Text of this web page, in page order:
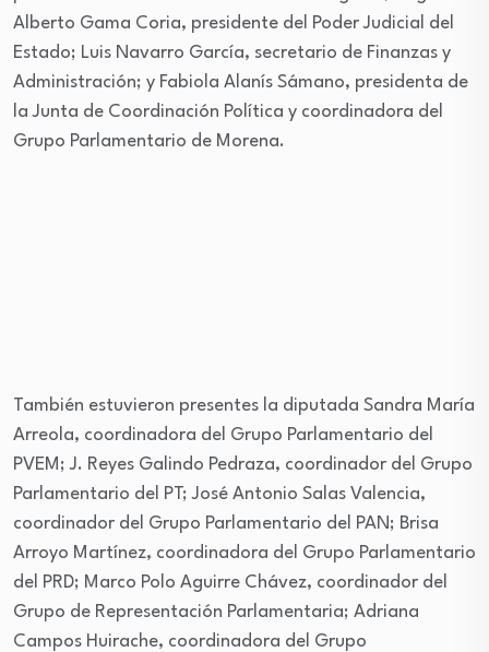
Alberto Gama Coria, presidente del Poder Judicial del
Estado; Luis Navarro García, secretario de Finanzas y
Administración; y Fabiola Alanís Sámano, presidenta de
la Junta de Coordinación Política y coordinadora del
Grupo Parlamentario de Morena.
También estuvieron presentes la diputada Sandra María
Arreola, coordinadora del Grupo Parlamentario del
PVEM; J. Reyes Galindo Pedraza, coordinador del Grupo
Parlamentario del PT; José Antonio Salas Valencia,
coordinador del Grupo Parlamentario del PAN; Brisa
Arroyo Martínez, coordinadora del Grupo Parlamentario
del PRD; Marco Polo Aguirre Chávez, coordinador del
Grupo de Representación Parlamentaria; Adriana
Campos Huirache, coordinadora del Grupo